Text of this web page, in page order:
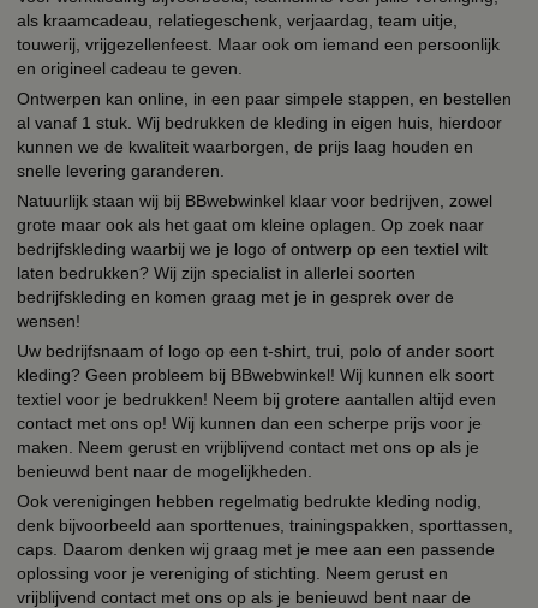
als kraamcadeau, relatiegeschenk, verjaardag, team uitje,
touwerij, vrijgezellenfeest. Maar ook om iemand een persoonlijk
en origineel cadeau te geven.
Ontwerpen kan online, in een paar simpele stappen, en bestellen
al vanaf 1 stuk. Wij bedrukken de kleding in eigen huis, hierdoor
kunnen we de kwaliteit waarborgen, de prijs laag houden en
snelle levering garanderen.
Natuurlijk staan wij bij BBwebwinkel klaar voor bedrijven, zowel
grote maar ook als het gaat om kleine oplagen. Op zoek naar
bedrijfskleding waarbij we je logo of ontwerp op een textiel wilt
laten bedrukken? Wij zijn specialist in allerlei soorten
bedrijfskleding en komen graag met je in gesprek over de
wensen!
Uw bedrijfsnaam of logo op een t-shirt, trui, polo of ander soort
kleding? Geen probleem bij BBwebwinkel! Wij kunnen elk soort
textiel voor je bedrukken! Neem bij grotere aantallen altijd even
contact met ons op! Wij kunnen dan een scherpe prijs voor je
maken. Neem gerust en vrijblijvend contact met ons op als je
benieuwd bent naar de mogelijkheden.
Ook verenigingen hebben regelmatig bedrukte kleding nodig,
denk bijvoorbeeld aan sporttenues, trainingspakken, sporttassen,
caps. Daarom denken wij graag met je mee aan een passende
oplossing voor je vereniging of stichting. Neem gerust en
vrijblijvend contact met ons op als je benieuwd bent naar de